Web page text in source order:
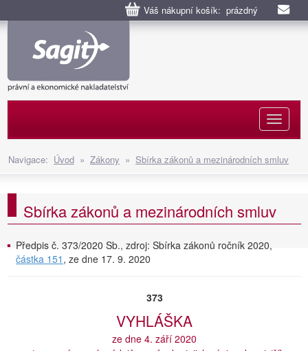
Váš nákupní košík: prázdný
Navigace: Úvod » Zákony » Sbírka zákonů a mezinárodních smluv
Sbírka zákonů a mezinárodních smluv
Předpis č. 373/2020 Sb., zdroj: Sbírka zákonů ročník 2020,
částka 151 , ze dne 17. 9. 2020
373
VYHLÁŠKA
ze dne 4. září 2020